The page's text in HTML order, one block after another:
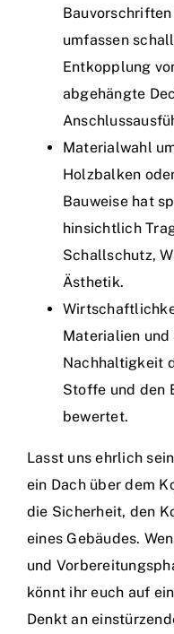
umfassen
Entkopplung
abgehängte
Materialwahl
Holzbalken
Bauweise hat
hinsichtlich
Schallschutz,
Ästhetik.
Materialien und
Nachhaltigkeit
Stoffe und den
bewertet.
Lasst uns ehrlich
ein Dach über dem
die Sicherheit, den
eines Gebäudes.
und
könnt ihr euch auf
Denkt an